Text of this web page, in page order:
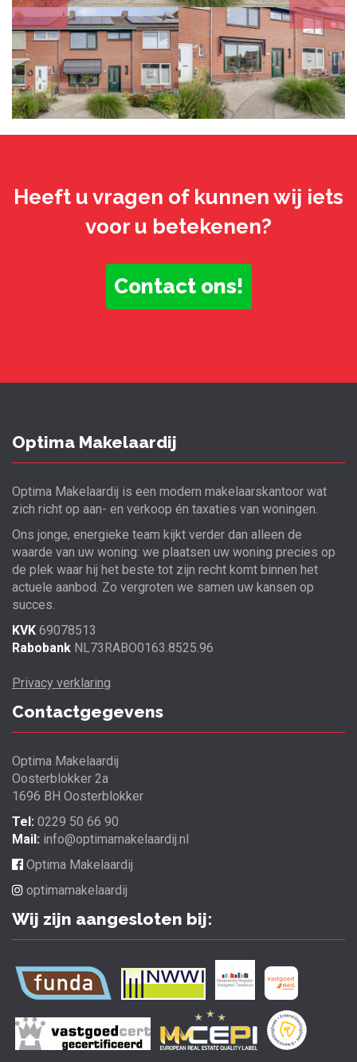
Heeft u vragen of kunnen wij iets
voor u betekenen?
Contact ons!
Optima Makelaardij
Optima Makelaardij is een modern makelaarskantoor wat
zich richt op aan- en verkoop én taxaties van woningen.
Ons jonge, energieke team kijkt verder dan alleen de
waarde van uw woning: we plaatsen uw woning precies op
de plek waar hij het beste tot zijn recht komt binnen het
actuele aanbod. Zo vergroten we samen uw kansen op
succes.
KVK 69078513
Rabobank NL73RABO0163.8525.96
Privacy verklaring
Contactgegevens
Optima Makelaardij
Oosterblokker 2a
1696 BH Oosterblokker
Tel: 0229 50 66 90
Mail: info@optimamakelaardij.nl
Optima Makelaardij
optimamakelaardij
Wij zijn aangesloten bij: